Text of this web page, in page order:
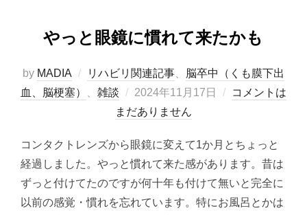
やっと眼鏡に慣れて来たかも
by MADIA リハビリ関連記事
脳卒中（くも膜下出
血、脳梗塞）
雑談
投
稿
2024年11月17日
コメントは
まだありません
コンタクトレンズから眼鏡に変えて1か月とちょっと
経過しました。やっと慣れて来た感があります。昔は
ずっと付けてたのですが何十年も付けて無いと完全に
以前の感覚・慣れを忘れています。特にお風呂とかは